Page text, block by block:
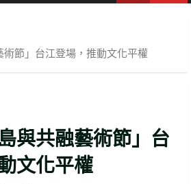
節」台江登場，推動文化平權
與共融藝術節」台
文化平權